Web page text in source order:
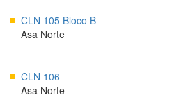
CLN 105 Bloco B
Asa Norte
CLN 106
Asa Norte